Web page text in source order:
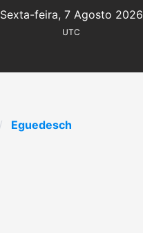
Sexta-feira, 7 Agosto 2026
UTC
Eguedesch